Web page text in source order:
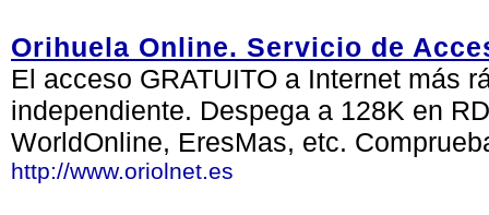
Orihuela Online. Servicio de
El acceso GRATUITO a Internet más
independiente. Despega a 128K en
WorldOnline, EresMas, etc.
http://www.oriolnet.es